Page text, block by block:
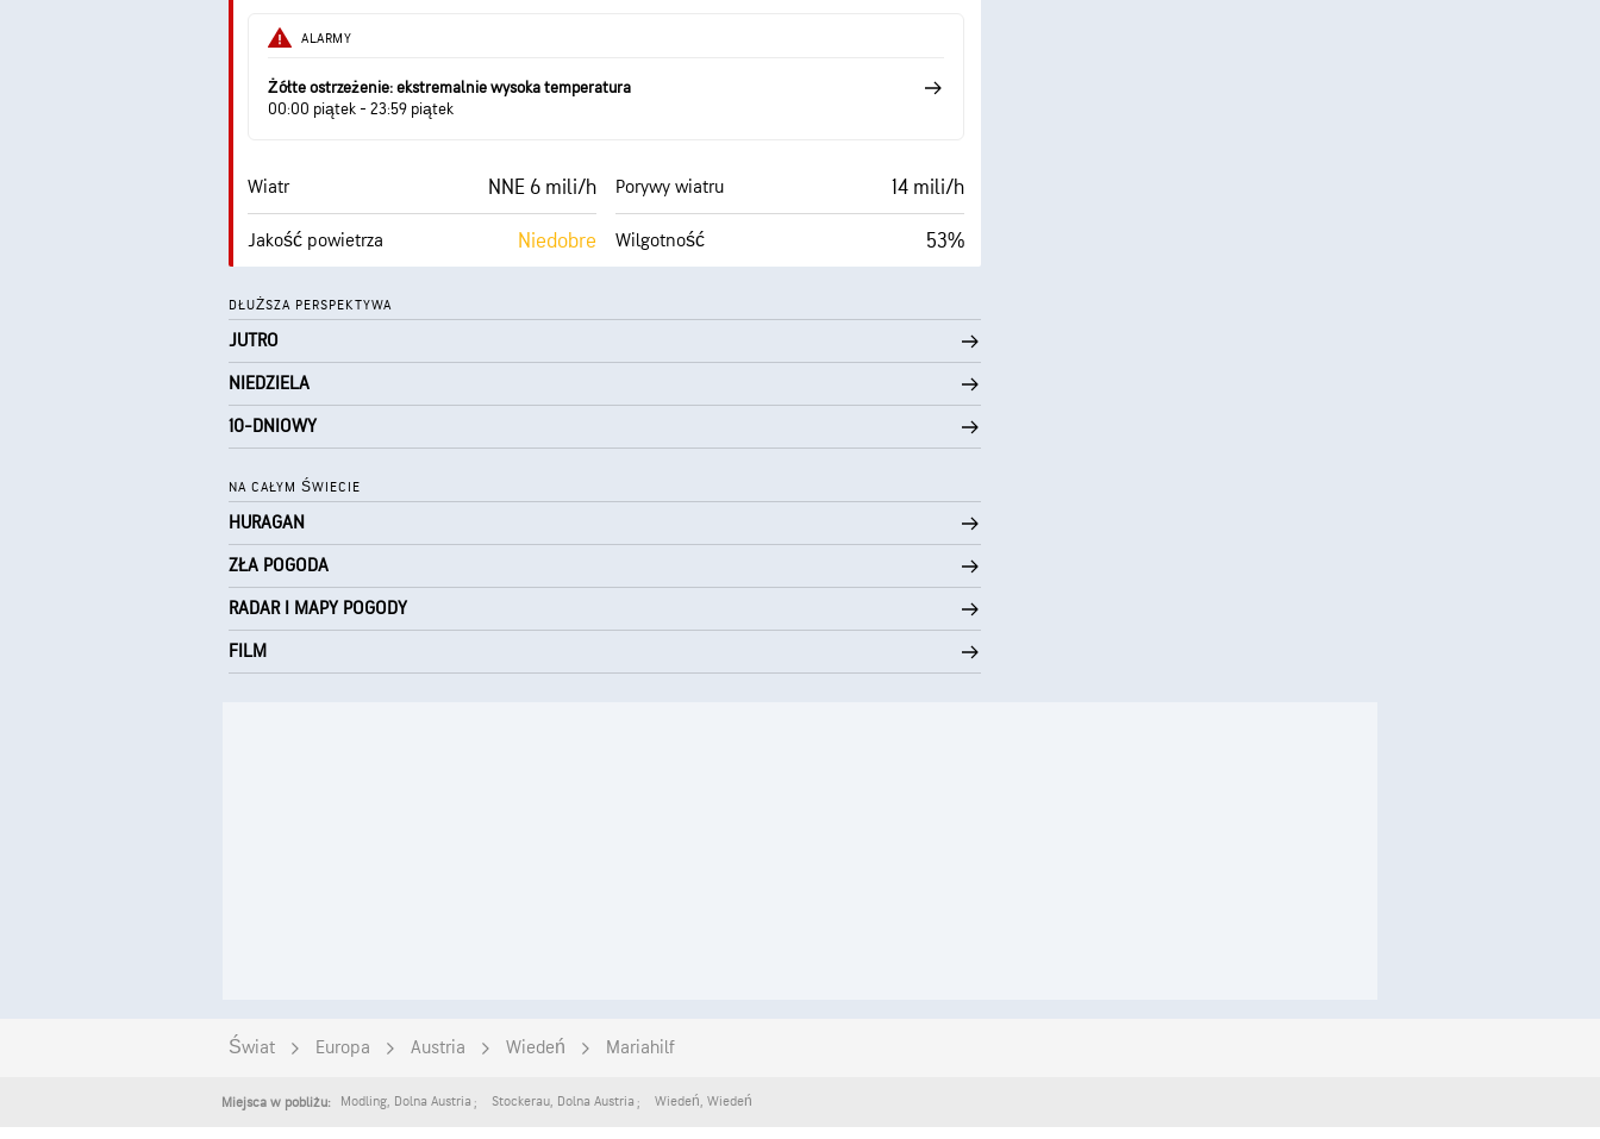
ALARMY
Żółte ostrzeżenie: ekstremalnie wysoka temperatura
00:00 piątek - 23:59 piątek
Wiatr NNE 6 mili/h
Jakość powietrza Niedobre
Porywy wiatru 14 mili/h
Wilgotność 53%
Punkt rosy
AccuLumen Brightness Index™
Zachmurzenie
99%
Widoczność 10 mili
24600 stopy
DŁUŻSZA PERSPEKTYWA
JUTRO
NIEDZIELA
10-DNIOWY
NA CAŁYM ŚWIECIE
HURAGAN
ZŁA POGODA
RADAR I MAPY POGODY
FILM
Świat Europa Austria Wiedeń Mariahilf
Miejsca w pobliżu: Modling, Dolna Austria Stockerau, Dolna Austria Wiedeń, Wiedeń